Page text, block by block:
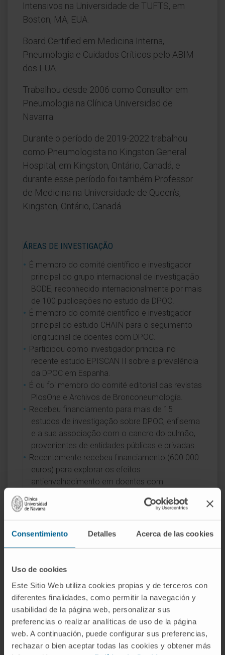
Consentimiento Detalles Acerca de las cookies
Uso de cookies
Este Sitio Web utiliza cookies propias y de terceros con
diferentes finalidades, como permitir la navegación y
usabilidad de la página web, personalizar sus
preferencias o realizar analíticas de uso de la página
web. A continuación, puede configurar sus preferencias,
rechazar o bien aceptar todas las cookies y obtener más
Intensivos na Universidade de TUFTS, em
Boston, MA, EUA.
Board Certified em Medicina Interna,
Pneumologia e Cuidados Críticos pelo ABIM
dos EUA.
Trabalhou desde 2006 como Consultor em
Pneumologia na Clínica Universidad de
Navarra.
Durante o período de 2019-2022 trabalhou
como Pneumologista no Kingston General
Hospital, em Kingston, Ontário, Canadá, e
durante esse período foi também Professor
de Medicina na Universidade de Queen’s,
Kingston, Ontário, Canadá.
ÁREAS DE INVESTIGAÇÃO
É membro do comité científico e investigador
principal do grupo internacional de investigação
BODE, reconhecido internacionalmente por mais
de 100 publicações no estudo da DPOC.
É membro do comité científico e investigador
principal do estudo CHAIN para o seguimento
longitudinal de doentes com DPOC.
Participou como investigador principal no
recente estudo EPISCAN II sobre a prevalência
da DPOC em Espanha.
É ou foi membro do comité editorial das revistas
PlosOne e Archivos de Bronconeumología.
Recebeu financiamento para mais de 15
estudos de investigação sobre DPOC, enfisema
e a sua associação com o cancro do pulmão,
provenientes de entidades públicas e privadas.
Recentemente recebeu financiamento (600.000
euros) para explorar os efeitos
antienvelhecimento em doentes com
ÁREAS DE INTERESSE
DPOC, enfisema e a sua relação com ocancro
do pulmão
comorbilidades associadas à DPOC através de
TAC torácica.
Determinação da composição corporal através
de TAC de baixa dose em doentes com DPOC e
a sua relação com a história natural da doença.
Impacto da Metformina como agente